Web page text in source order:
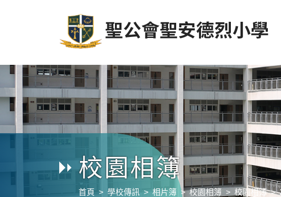
校園相簿
首頁 學校傳訊 相片簿 校園相簿 校園相簿